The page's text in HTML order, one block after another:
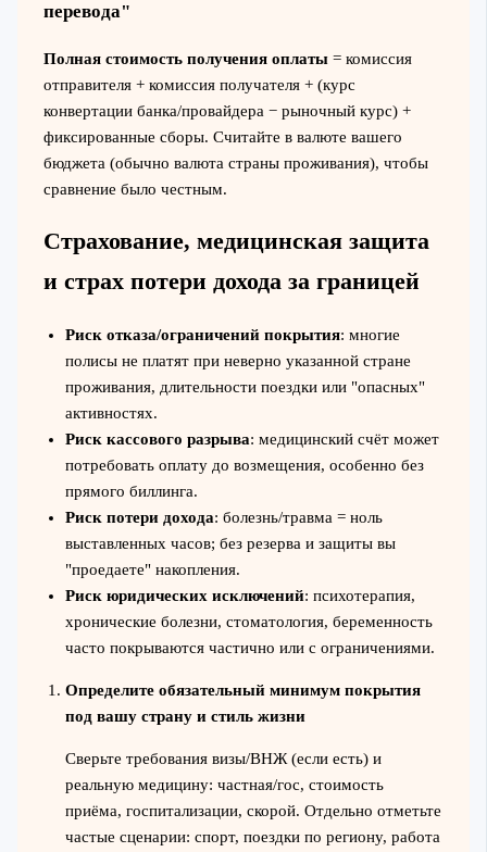
перевода"
Полная стоимость получения оплаты= комиссия
отправителя + комиссия получателя + (курс
конвертации банка/провайдера − рыночный курс) +
фиксированные сборы. Считайте в валюте вашего
бюджета (обычно валюта страны проживания), чтобы
сравнение было честным.
Страхование, медицинская защита
и страх потери дохода за границей
Риск отказа/ограничений покрытия: многие
полисы не платят при неверно указанной стране
проживания, длительности поездки или "опасных"
активностях.
Риск кассового разрыва: медицинский счёт может
потребовать оплату до возмещения, особенно без
прямого биллинга.
Риск потери дохода: болезнь/травма = ноль
выставленных часов; без резерва и защиты вы
"проедаете" накопления.
Риск юридических исключений: психотерапия,
хронические болезни, стоматология, беременность
часто покрываются частично или с ограничениями.
Определите обязательный минимум покрытия
под вашу страну и стиль жизни
Сверьте требования визы/ВНЖ (если есть) и
реальную медицину: частная/гос, стоимость
приёма, госпитализации, скорой. Отдельно отметьте
частые сценарии: спорт, поездки по региону, работа